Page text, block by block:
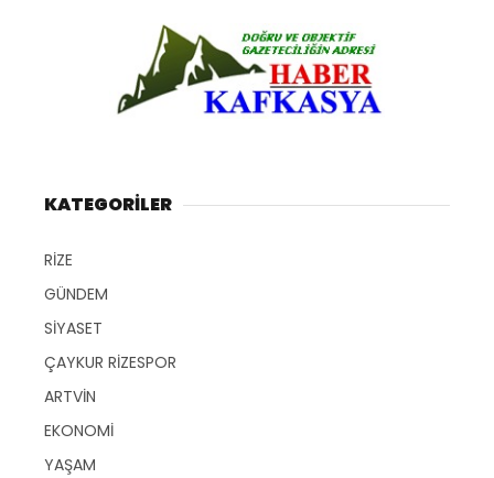
KATEGORİLER
RİZE
GÜNDEM
SİYASET
ÇAYKUR RİZESPOR
ARTVİN
EKONOMİ
YAŞAM